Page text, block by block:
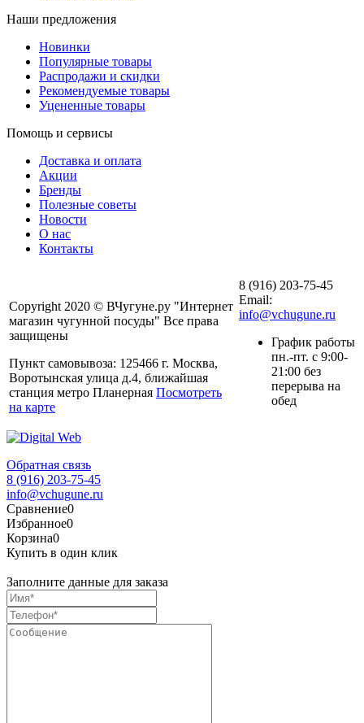
Наши предложения
Новинки
Популярные товары
Распродажи и скидки
Рекомендуемые товары
Уцененные товары
Помощь и сервисы
Доставка и оплата
Акции
Бренды
Полезные советы
Новости
О нас
Контакты
Copyright 2020 © ВЧугуне.ру "Интернет
магазин чугунной посуды" Все права
защищены
Пункт самовывоза: 125466 г. Москва,
Воротынская улица д.4, ближайшая
станция метро Планерная Посмотреть
на карте
8 (916) 203-75-45
Email:
info@vchugune.ru
График работы
пн.-пт. с 9:00-
21:00 без
перерыва на
обед
Обратная связь
8 (916) 203-75-45
info@vchugune.ru
Сравнение0
Избранное0
Корзина0
Купить в один клик
Заполните данные для заказа